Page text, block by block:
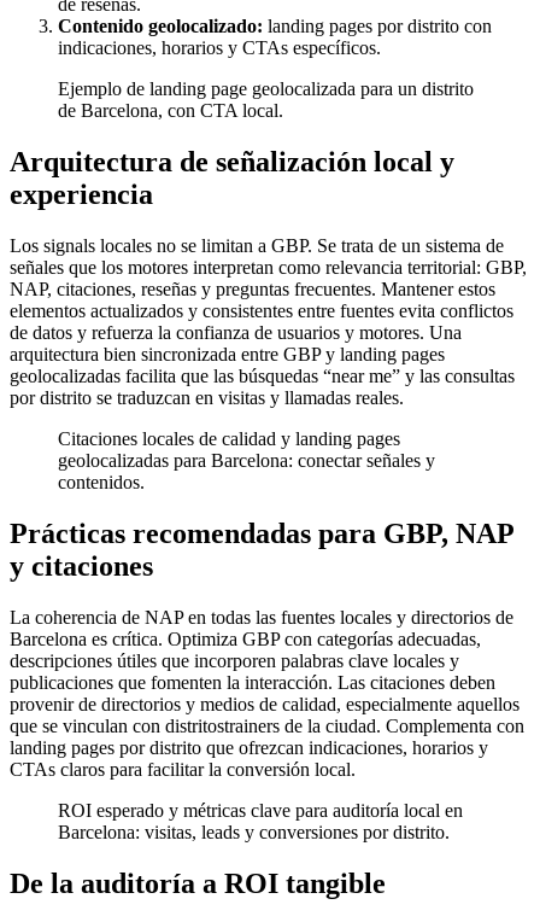
de reseñas.
Contenido geolocalizado: landing pages por distrito con
indicaciones, horarios y CTAs específicos.
Ejemplo de landing page geolocalizada para un distrito
de Barcelona, con CTA local.
Arquitectura de señalización local y
experiencia
Los signals locales no se limitan a GBP. Se trata de un sistema de
señales que los motores interpretan como relevancia territorial: GBP,
NAP, citaciones, reseñas y preguntas frecuentes. Mantener estos
elementos actualizados y consistentes entre fuentes evita conflictos
de datos y refuerza la confianza de usuarios y motores. Una
arquitectura bien sincronizada entre GBP y landing pages
geolocalizadas facilita que las búsquedas “near me” y las consultas
por distrito se traduzcan en visitas y llamadas reales.
Citaciones locales de calidad y landing pages
geolocalizadas para Barcelona: conectar señales y
contenidos.
Prácticas recomendadas para GBP, NAP
y citaciones
La coherencia de NAP en todas las fuentes locales y directorios de
Barcelona es crítica. Optimiza GBP con categorías adecuadas,
descripciones útiles que incorporen palabras clave locales y
publicaciones que fomenten la interacción. Las citaciones deben
provenir de directorios y medios de calidad, especialmente aquellos
que se vinculan con distritostrainers de la ciudad. Complementa con
landing pages por distrito que ofrezcan indicaciones, horarios y
CTAs claros para facilitar la conversión local.
ROI esperado y métricas clave para auditoría local en
Barcelona: visitas, leads y conversiones por distrito.
De la auditoría a ROI tangible